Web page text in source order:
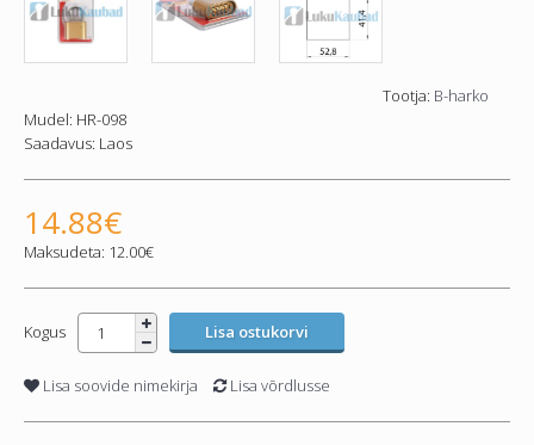
Tootja: B-harko
Mudel: HR-098
Saadavus: Laos
14.88€
Maksudeta: 12.00€
Kogus
Lisa soovide nimekirja Lisa võrdlusse